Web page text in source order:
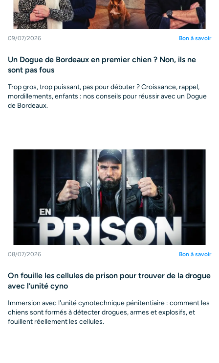
09/07/2026 Bon à savoir
Un Dogue de Bordeaux en premier chien ? Non, ils ne
sont pas fous
Trop gros, trop puissant, pas pour débuter ? Croissance, rappel,
mordillements, enfants : nos conseils pour réussir avec un Dogue
de Bordeaux.
08/07/2026 Bon à savoir
On fouille les cellules de prison pour trouver de la drogue
avec l’unité cyno
Immersion avec l'unité cynotechnique pénitentiaire : comment les
chiens sont formés à détecter drogues, armes et explosifs, et
fouillent réellement les cellules.